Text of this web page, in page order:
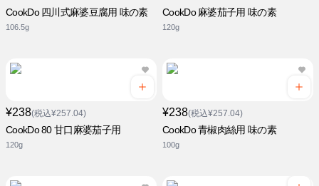
CookDo 四川式麻婆豆腐用 味の素
106.5g
CookDo 麻婆茄子用 味の素
120g
¥238(税込¥257.04)
CookDo 80 甘口麻婆茄子用
120g
¥238(税込¥257.04)
CookDo 青椒肉絲用 味の素
100g